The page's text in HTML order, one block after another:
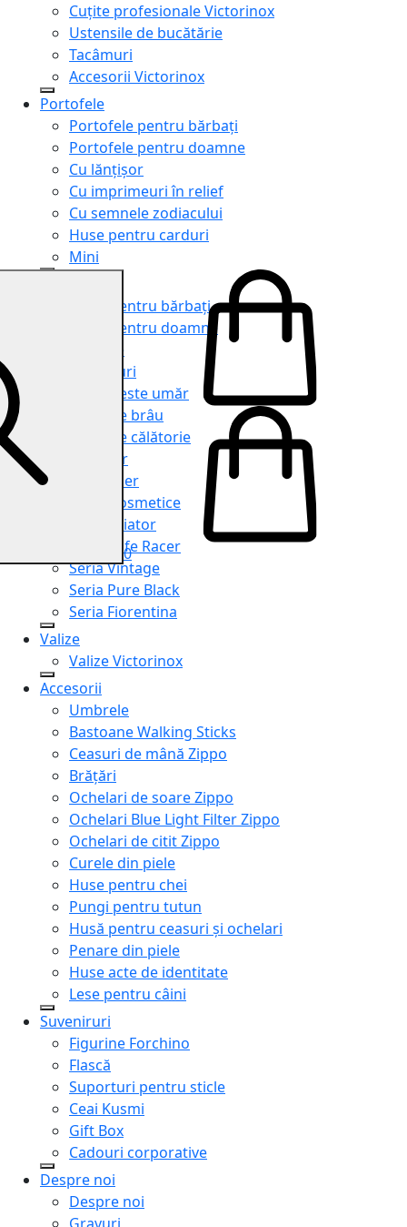
Cuțite profesionale Victorinox
Ustensile de bucătărie
Tacâmuri
Accesorii Victorinox
Portofele
Portofele pentru bărbați
Portofele pentru doamne
Cu lănțișor
Cu imprimeuri în relief
Cu semnele zodiacului
Huse pentru carduri
Mini
Genți pentru bărbați
Genți pentru doamne
Serviete
Rucsacuri
Genți peste umăr
Genți de brâu
Genți de călătorie
Shopper
Organiser
Truse cosmetice
Seria Aviator
Seria Cafe Racer
Seria Vintage
Seria Pure Black
Seria Fiorentina
Valize
Valize Victorinox
Accesorii
Umbrele
Bastoane Walking Sticks
Ceasuri de mână Zippo
Brățări
Ochelari de soare Zippo
Ochelari Blue Light Filter Zippo
Ochelari de citit Zippo
Curele din piele
Huse pentru chei
Pungi pentru tutun
Husă pentru ceasuri și ochelari
Penare din piele
Huse acte de identitate
Lese pentru câini
Suveniruri
Figurine Forchino
Flască
Suporturi pentru sticle
Ceai Kusmi
Gift Box
Cadouri corporative
Despre noi
Despre noi
0